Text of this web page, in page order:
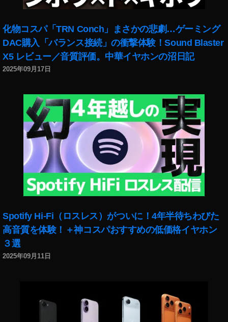
化物コスパ「TRN Conch」まさかの悲劇…ゲーミング
DAC購入「バランス接続」の衝撃体験！Sound Blaster
X5 レビュー／音質評価。中華イヤホンの沼日記
2025年09月17日
Spotify Hi-Fi（ロスレス）がついに！4年半待ちわびた
高音質を体験！＋神コスパおすすめの低価格イヤホン
３選
2025年09月11日